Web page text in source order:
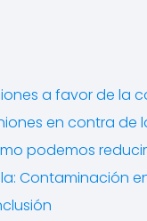
a favor de la
en contra de
podemos
Contaminación